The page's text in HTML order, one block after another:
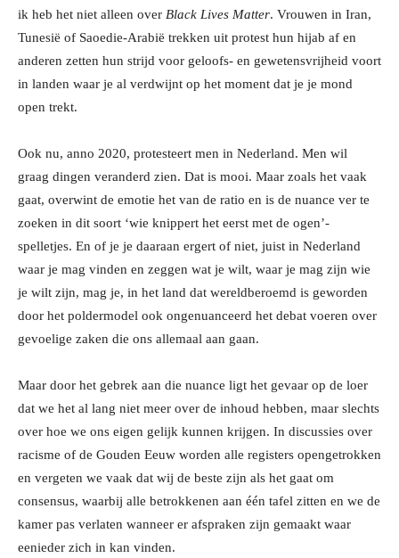
ik heb het niet alleen over Black Lives Matter. Vrouwen in Iran,
Tunesië of Saoedie-Arabië trekken uit protest hun hijab af en
anderen zetten hun strijd voor geloofs- en gewetensvrijheid voort
in landen waar je al verdwijnt op het moment dat je je mond
open trekt.
Ook nu, anno 2020, protesteert men in Nederland. Men wil
graag dingen veranderd zien. Dat is mooi. Maar zoals het vaak
gaat, overwint de emotie het van de ratio en is de nuance ver te
zoeken in dit soort ‘wie knippert het eerst met de ogen’-
spelletjes. En of je je daaraan ergert of niet, juist in Nederland
waar je mag vinden en zeggen wat je wilt, waar je mag zijn wie
je wilt zijn, mag je, in het land dat wereldberoemd is geworden
door het poldermodel ook ongenuanceerd het debat voeren over
gevoelige zaken die ons allemaal aan gaan.
Maar door het gebrek aan die nuance ligt het gevaar op de loer
dat we het al lang niet meer over de inhoud hebben, maar slechts
over hoe we ons eigen gelijk kunnen krijgen. In discussies over
racisme of de Gouden Eeuw worden alle registers opengetrokken
en vergeten we vaak dat wij de beste zijn als het gaat om
consensus, waarbij alle betrokkenen aan één tafel zitten en we de
kamer pas verlaten wanneer er afspraken zijn gemaakt waar
eenieder zich in kan vinden.